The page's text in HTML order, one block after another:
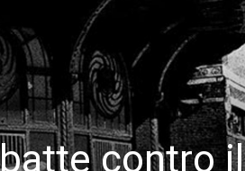
contro il